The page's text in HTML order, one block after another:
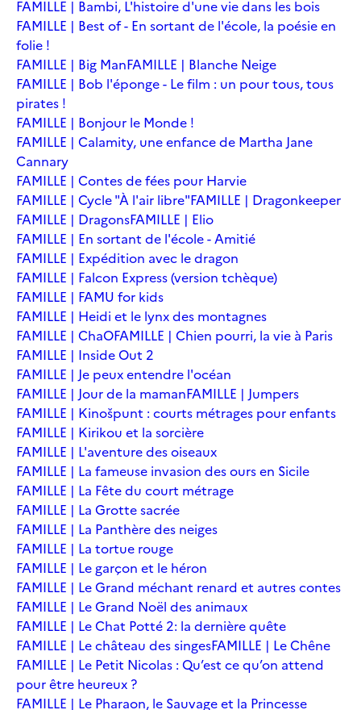
FAMILLE | Bambi, L'histoire d'une vie dans les bois
FAMILLE | Best of - En sortant de l'école, la poésie en
folie !
FAMILLE | Big ManFAMILLE | Blanche Neige
FAMILLE | Bob l'éponge - Le film : un pour tous, tous
pirates !
FAMILLE | Bonjour le Monde !
FAMILLE | Calamity, une enfance de Martha Jane
Cannary
FAMILLE | Contes de fées pour Harvie
FAMILLE | Cycle "À l'air libre"FAMILLE | Dragonkeeper
FAMILLE | DragonsFAMILLE | Elio
FAMILLE | En sortant de l'école - Amitié
FAMILLE | Expédition avec le dragon
FAMILLE | Falcon Express (version tchèque)
FAMILLE | FAMU for kids
FAMILLE | Heidi et le lynx des montagnes
FAMILLE | ChaOFAMILLE | Chien pourri, la vie à Paris
FAMILLE | Inside Out 2
FAMILLE | Je peux entendre l'océan
FAMILLE | Jour de la mamanFAMILLE | Jumpers
FAMILLE | Kinošpunt : courts métrages pour enfants
FAMILLE | Kirikou et la sorcière
FAMILLE | L'aventure des oiseaux
FAMILLE | La fameuse invasion des ours en Sicile
FAMILLE | La Fête du court métrage
FAMILLE | La Grotte sacrée
FAMILLE | La Panthère des neiges
FAMILLE | La tortue rouge
FAMILLE | Le garçon et le héron
FAMILLE | Le Grand méchant renard et autres contes
FAMILLE | Le Grand Noël des animaux
FAMILLE | Le Chat Potté 2: la dernière quête
FAMILLE | Le château des singesFAMILLE | Le Chêne
FAMILLE | Le Petit Nicolas : Qu’est ce qu’on attend
pour être heureux ?
FAMILLE | Le Pharaon, le Sauvage et la Princesse